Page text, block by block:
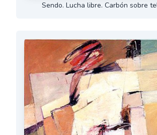
Sendo. Lucha libre. Carbón sobre